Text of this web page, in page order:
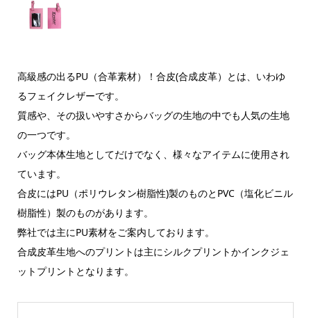
高級感の出るPU（合革素材）！合皮(合成皮革）とは、いわゆ
るフェイクレザーです。
質感や、その扱いやすさからバッグの生地の中でも人気の生地
の一つです。
バッグ本体生地としてだけでなく、様々なアイテムに使用され
ています。
合皮にはPU（ポリウレタン樹脂性)製のものとPVC（塩化ビニル
樹脂性）製のものがあります。
弊社では主にPU素材をご案内しております。
合成皮革生地へのプリントは主にシルクプリントかインクジェ
ットプリントとなります。